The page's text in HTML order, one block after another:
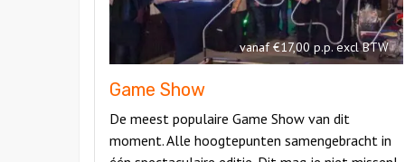
vanaf €17,00 p.p. excl BTW
Game Show
De meest populaire Game Show van dit
moment. Alle hoogtepunten samengebracht in